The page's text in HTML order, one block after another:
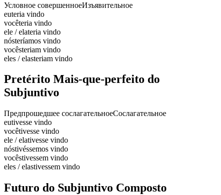
Условное совершенноеИзъявительное
euteria vindo
vocêteria vindo
ele / elateria vindo
nósteríamos vindo
vocêsteriam vindo
eles / elasteriam vindo
Pretérito Mais-que-perfeito do
Subjuntivo
Предпрошедшее сослагательноеСослагательное
eutivesse vindo
vocêtivesse vindo
ele / elativesse vindo
nóstivéssemos vindo
vocêstivessem vindo
eles / elastivessem vindo
Futuro do Subjuntivo Composto